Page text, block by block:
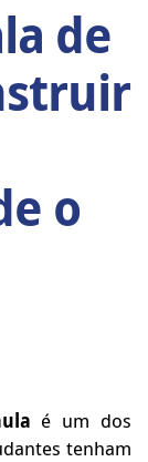
de
o
é um dos
tenham